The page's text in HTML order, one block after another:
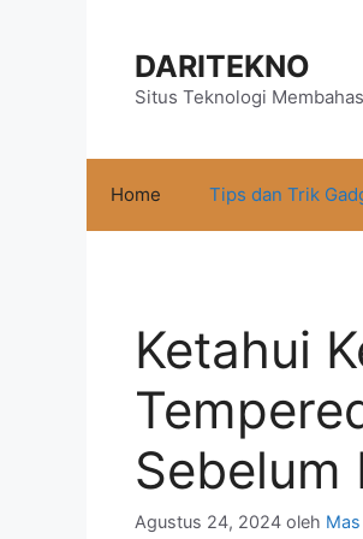
DARITEKNO
Situs Teknologi
Home Tips dan Trik
Ketahui
Sebelum
Agustus 24, 2024 oleh